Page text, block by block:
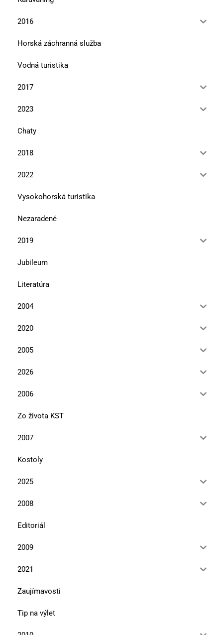
2016
Horská záchranná služba
Vodná turistika
2017
2023
Chaty
2018
2022
Vysokohorská turistika
Nezaradené
2019
Jubileum
Literatúra
2004
2020
2005
2026
2006
Zo života KST
2007
Kostoly
2025
2008
Editoriál
2009
2021
Zaujímavosti
Tip na výlet